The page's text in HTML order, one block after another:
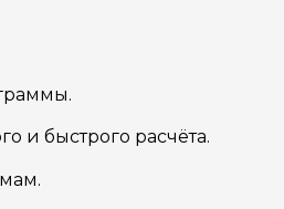
и быстрого расчёта.